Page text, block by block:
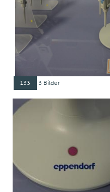
133 3 Bilder